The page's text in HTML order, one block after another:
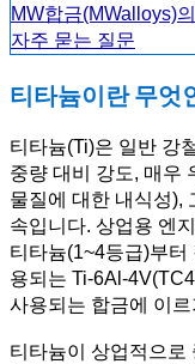
MW합금(MWalloys)
자주 묻는 질문
티타늄이란 무엇
티타늄(Ti)은 일반 강
중량 대비 강도, 매우
물질에 대한 내식성),
속입니다. 상업용 엔
티타늄(1~4등급)부
용되는 Ti-6Al-
사용되는 합금에 이
티타늄이 상업적으로